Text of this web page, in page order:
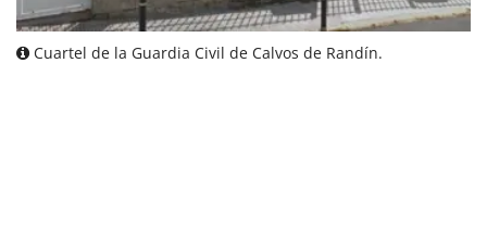
Cuartel de la Guardia Civil de Calvos de Randín.